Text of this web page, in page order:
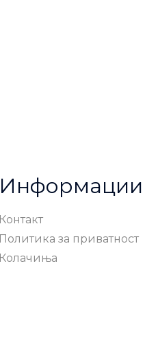
Информации
Контакт
Политика за приватност
Колачиња